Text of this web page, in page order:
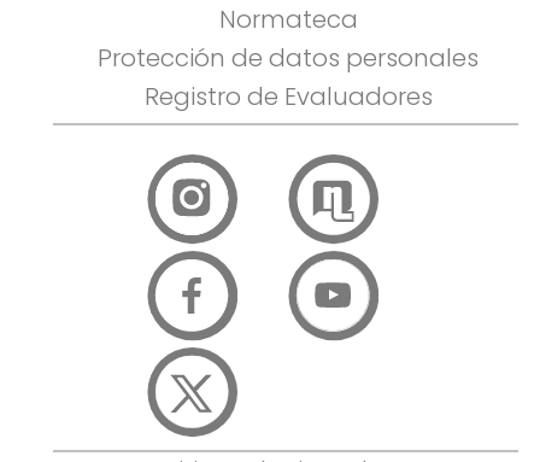
Normateca
Protección de datos personales
Registro de Evaluadores